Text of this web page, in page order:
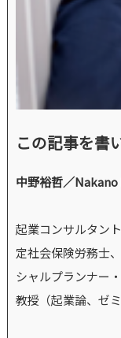
この記事を書
中野裕哲／
起業コンサルタン
定社会保険労務士
シャルプランナー
教授（起業論、ゼミ